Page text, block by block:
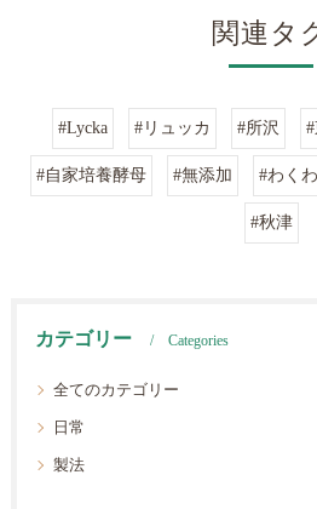
関連タ
#Lycka #リュッカ #所沢
#自家培養酵母 #無添加 #わく
#秋津
カテゴリー Categories
全てのカテゴリー
日常
製法